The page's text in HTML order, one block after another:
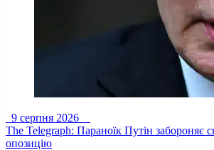
9 серпня 2026
The Telegraph: Параноїк Путін забороняє
опозицію